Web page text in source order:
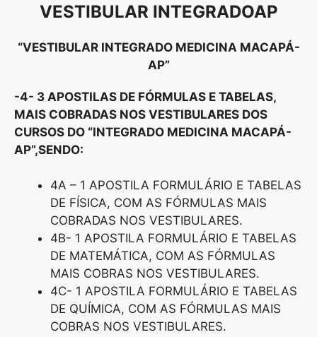
VESTIBULAR INTEGRADOAP
“VESTIBULAR INTEGRADO MEDICINA MACAPÁ-
AP”
-4- 3 APOSTILAS DE FÓRMULAS E TABELAS,
MAIS COBRADAS NOS VESTIBULARES DOS
CURSOS DO “INTEGRADO MEDICINA MACAPÁ-
AP”,SENDO:
4A – 1 APOSTILA FORMULÁRIO E TABELAS
DE FÍSICA, COM AS FÓRMULAS MAIS
COBRADAS NOS VESTIBULARES.
4B- 1 APOSTILA FORMULÁRIO E TABELAS
DE MATEMÁTICA, COM AS FÓRMULAS
MAIS COBRAS NOS VESTIBULARES.
4C- 1 APOSTILA FORMULÁRIO E TABELAS
DE QUÍMICA, COM AS FÓRMULAS MAIS
COBRAS NOS VESTIBULARES.